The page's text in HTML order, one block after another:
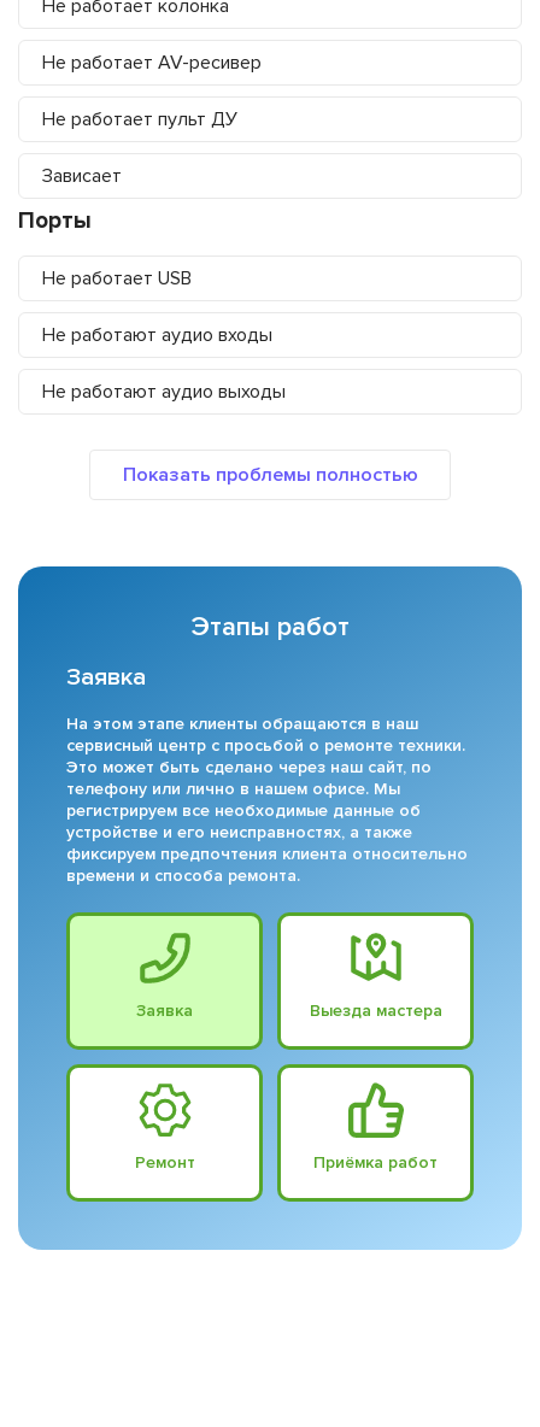
Не работает колонка
Не работает AV-ресивер
Не работает пульт ДУ
Зависает
Порты
Не работает USB
Не работают аудио входы
Не работают аудио выходы
Этапы работ
Заявка
На этом этапе клиенты обращаются в наш
сервисный центр с просьбой о ремонте техники.
Это может быть сделано через наш сайт, по
телефону или лично в нашем офисе. Мы
регистрируем все необходимые данные об
устройстве и его неисправностях, а также
фиксируем предпочтения клиента относительно
времени и способа ремонта.
Заявка Выезда мастера
Ремонт Приёмка работ